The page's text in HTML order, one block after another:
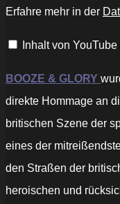
–
Official
von
anzeigen
Erfahre mehr in der
Inhalt von
BOOZE & GLORY
direkte Hommage an
britischen Szene der
eines der
den Straßen der
heroischen und